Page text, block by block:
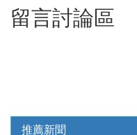
留言討論區
推薦新聞